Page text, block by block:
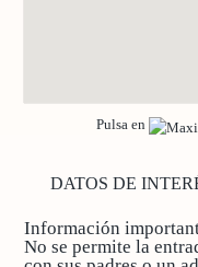
Pulsa en
DATOS DE
Información
No se permite la